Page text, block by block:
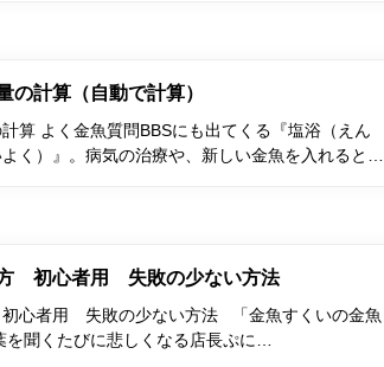
の計算（自動で計算）
算 よく金魚質問BBSにも出てくる『塩浴（えん
く）』。病気の治療や、新しい金魚を入れると…
初心者用 失敗の少ない方法
心者用 失敗の少ない方法 「金魚すくいの金魚
を聞くたびに悲しくなる店長ぷに…